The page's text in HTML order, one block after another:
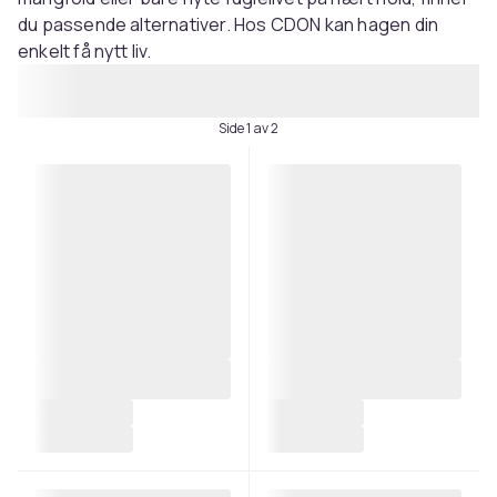
du passende alternativer. Hos CDON kan hagen din
enkelt få nytt liv.
Side 1 av 2